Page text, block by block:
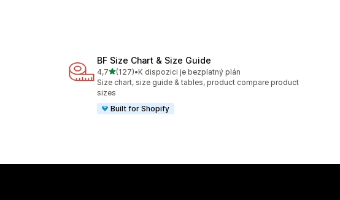
BF Size Chart & Size Guide
4,7z 5 hvězd
(127)
Celkový počet recenzí: 127
•K dispozici je bezplatný plán
Size chart, size guide & tables, product compare product
sizes
Built for Shopify